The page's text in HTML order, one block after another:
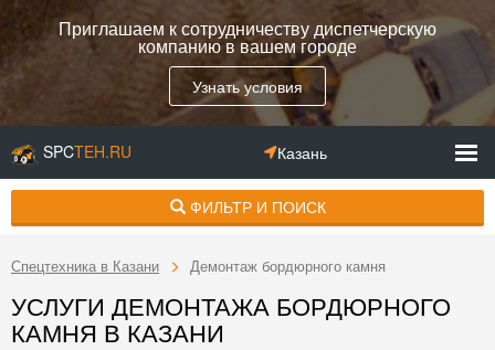
Приглашаем к сотрудничеству диспетчерскую
компанию в вашем городе
Узнать условия
SPCTEH.RU Казань
ФИЛЬТР И ПОИСК
Спецтехника в Казани Демонтаж бордюрного камня
УСЛУГИ ДЕМОНТАЖА БОРДЮРНОГО
КАМНЯ В КАЗАНИ